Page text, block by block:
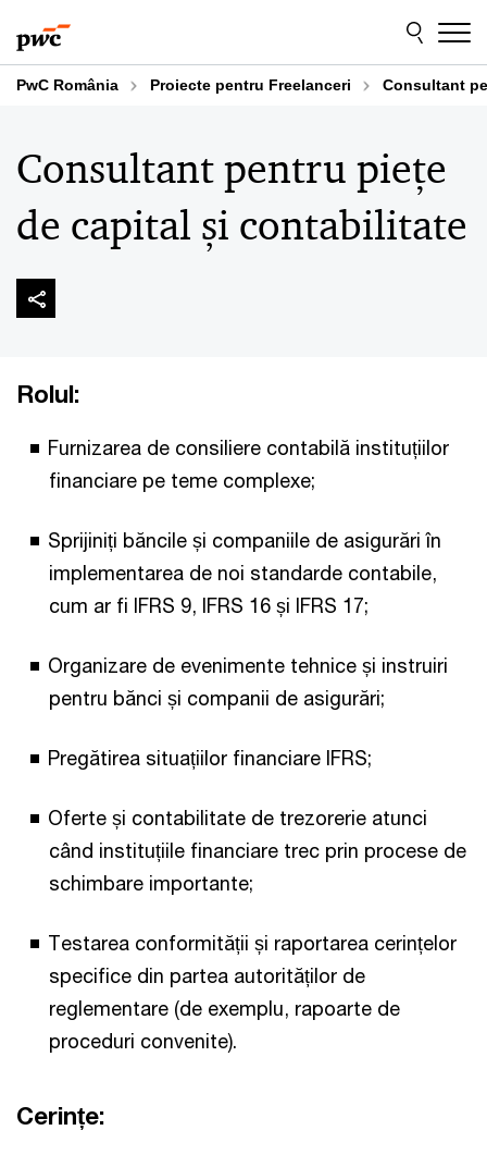
to
content
to
footer
PwC România Proiecte pentru Freelanceri Consultant
Consultant pentru piețe
de capital și contabilitate
Rolul:
Furnizarea de consiliere contabilă instituțiilor
financiare pe teme complexe;
Sprijiniți băncile și companiile de asigurări în
implementarea de noi standarde contabile,
cum ar fi IFRS 9, IFRS 16 și IFRS 17;
Organizare de evenimente tehnice și instruiri
pentru bănci și companii de asigurări;
Pregătirea situațiilor financiare IFRS;
Oferte și contabilitate de trezorerie atunci
când instituțiile financiare trec prin procese de
schimbare importante;
Testarea conformității și raportarea cerințelor
specifice din partea autorităților de
reglementare (de exemplu, rapoarte de
proceduri convenite).
Cerințe: